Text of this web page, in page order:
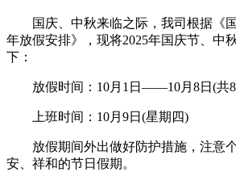
国庆、中秋来临之际，我司根据《国
年放假安排》，现将2025年国庆节、中
下：
放假时间：10月1日——10月8日(共
上班时间：10月9日(星期四)
放假期间外出做好防护措施，注意
安、祥和的节日假期。